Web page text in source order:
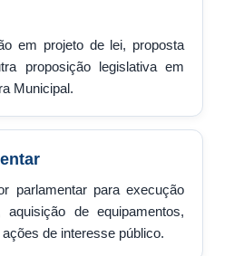
em projeto de lei, proposta
proposição legislativa em
Municipal.
parlamentar para execução
de equipamentos,
de interesse público.